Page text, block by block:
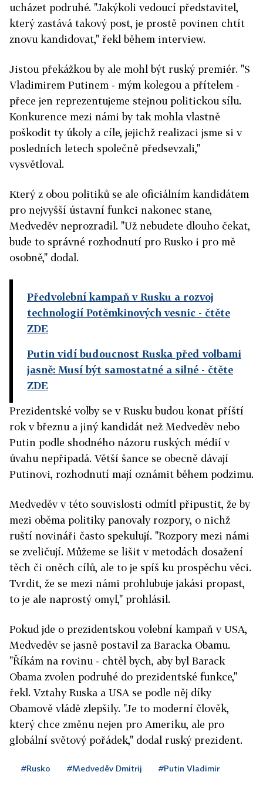
ucházet podruhé. "Jakýkoli vedoucí představitel,
který zastává takový post, je prostě povinen chtít
znovu kandidovat," řekl během interview.
Jistou překážkou by ale mohl být ruský premiér. "S
Vladimirem Putinem - mým kolegou a přítelem -
přece jen reprezentujeme stejnou politickou sílu.
Konkurence mezi námi by tak mohla vlastně
poškodit ty úkoly a cíle, jejichž realizaci jsme si v
posledních letech společně předsevzali,"
vysvětloval.
Který z obou politiků se ale oficiálním kandidátem
pro nejvyšší ústavní funkci nakonec stane,
Medveděv neprozradil. "Už nebudete dlouho čekat,
bude to správné rozhodnutí pro Rusko i pro mě
osobně," dodal.
Předvolební kampaň v Rusku a rozvoj
technologií Potěmkinových vesnic - čtěte
ZDE
Putin vidí budoucnost Ruska před volbami
jasně: Musí být samostatné a silné - čtěte
ZDE
Prezidentské volby se v Rusku budou konat příští
rok v březnu a jiný kandidát než Medveděv nebo
Putin podle shodného názoru ruských médií v
úvahu nepřipadá. Větší šance se obecně dávají
Putinovi, rozhodnutí mají oznámit během podzimu.
Medveděv v této souvislosti odmítl připustit, že by
mezi oběma politiky panovaly rozpory, o nichž
ruští novináři často spekulují. "Rozpory mezi námi
se zveličují. Můžeme se lišit v metodách dosažení
těch či oněch cílů, ale to je spíš ku prospěchu věci.
Tvrdit, že se mezi námi prohlubuje jakási propast,
to je ale naprostý omyl," prohlásil.
Pokud jde o prezidentskou volební kampaň v USA,
Medveděv se jasně postavil za Baracka Obamu.
"Říkám na rovinu - chtěl bych, aby byl Barack
Obama zvolen podruhé do prezidentské funkce,"
řekl. Vztahy Ruska a USA se podle něj díky
Obamově vládě zlepšily. "Je to moderní člověk,
který chce změnu nejen pro Ameriku, ale pro
globální světový pořádek," dodal ruský prezident.
#Rusko #Medveděv Dmitrij #Putin Vladimir